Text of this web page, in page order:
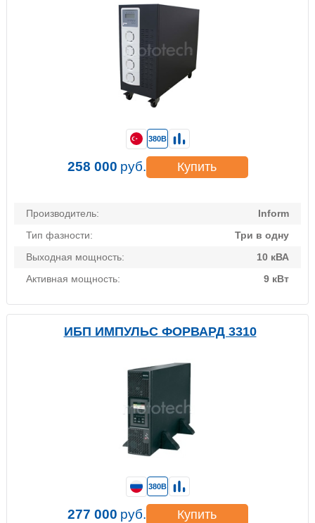
Производитель:
Inform
Тип фазности:
Три в одну
Выходная мощность:
10 кВА
Активная мощность:
9 кВт
380В
258 000 руб. Купить
ИБП ИМПУЛЬС ФОРВАРД 3310
380В
277 000 руб. Купить